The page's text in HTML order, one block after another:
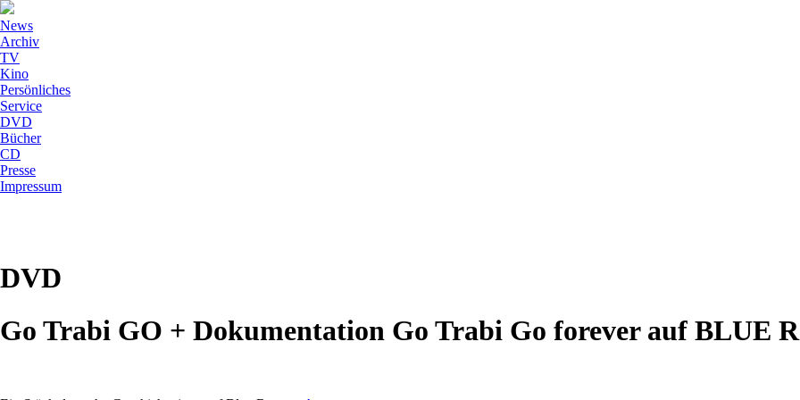
News
Archiv
TV
Kino
Persönliches
Service
DVD
Bücher
CD
Presse
Impressum
DVD
Go Trabi GO + Dokumentation Go Trabi Go forever auf BLUE